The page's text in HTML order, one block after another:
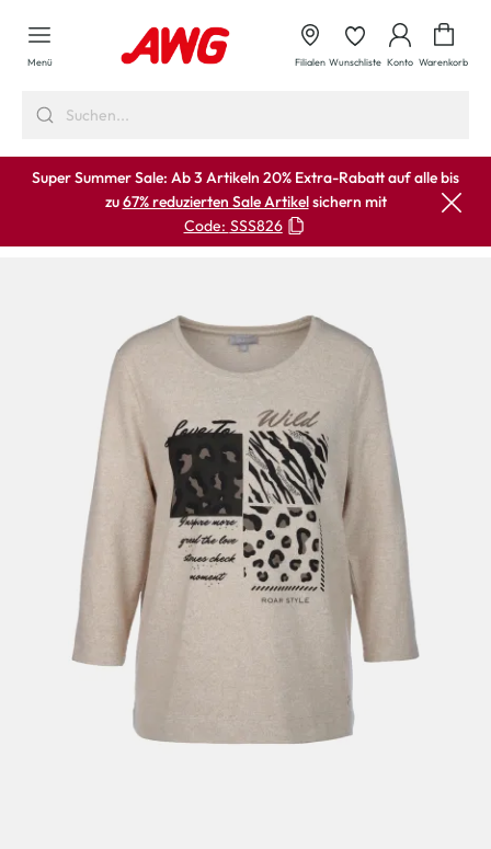
springen
Menü Filialen Wunschliste Konto Warenkorb
Super Summer Sale: Ab 3 Artikeln 20% Extra-Rabatt auf alle bis
zu67% reduzierten Sale Artikelsichern mit
Code: SSS826